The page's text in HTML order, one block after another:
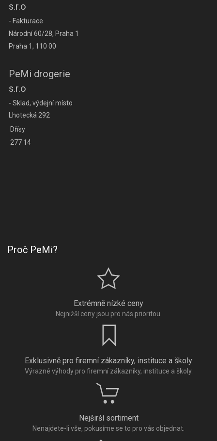
s.r.o
- Fakturace
Národní 60/28, Praha 1
Praha 1, 110 00
PeMi drogerie
s.r.o
- Sklad, výdejní místo
Lhotecká 292
Dřísy
277 14
Proč PeMi?
Extrémně nízké ceny
Nejnižší ceny jsou pro nás prioritou.
Exklusivně pro firemní zákazníky, instituce a školy
Výrazné výhody pro firemní zákazníky, instituce a školy.
Nejširší sortiment
Nenajdete-li vše, pokusíme se to pro vás objednat.